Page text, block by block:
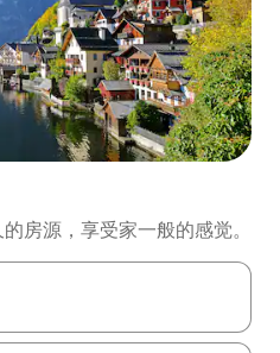
房源，享受家一般的感觉。
向键查看，或通过点击或滑动手势